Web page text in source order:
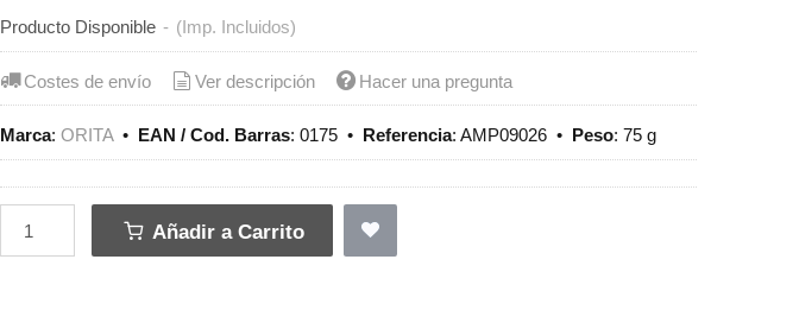
Producto Disponible - (Imp. Incluidos)
Costes de envío Ver descripción Hacer una pregunta
Marca:ORITA• EAN / Cod. Barras:0175 • Referencia:AMP09026 • Peso:75 g
Añadir a Carrito